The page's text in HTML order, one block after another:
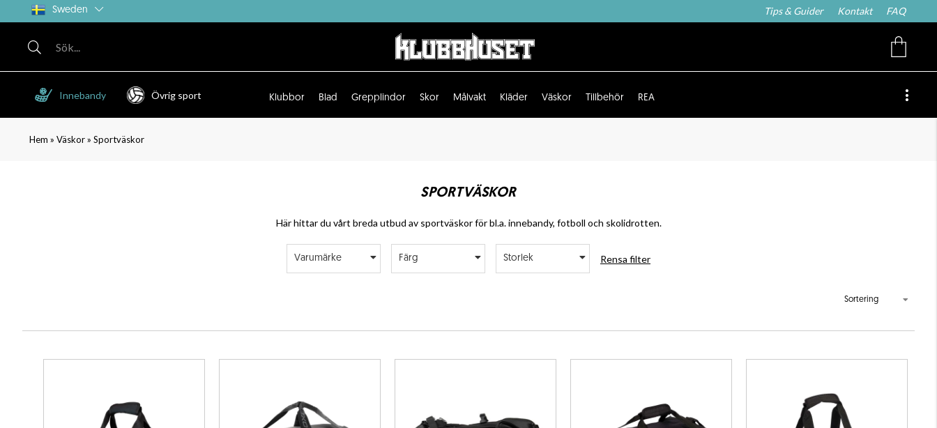
Sweden Tips & Guider Kontakt FAQ
Innebandy Övrig sport Klubbor Blad Grepplindor Skor Målvakt Kläder Väskor Tillbehör REA
Hem » Väskor» Sportväskor
SPORTVÄSKOR
Här hittar du vårt breda utbud av sportväskor för bl.a. innebandy, fotboll och skolidrotten.
Varumärke Färg Storlek Rensa filter
Sortering